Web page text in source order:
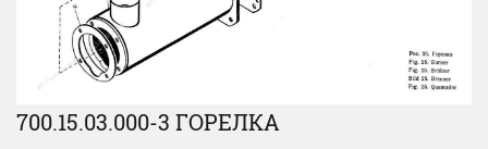
700.15.03.000-3 ГОРЕЛКА